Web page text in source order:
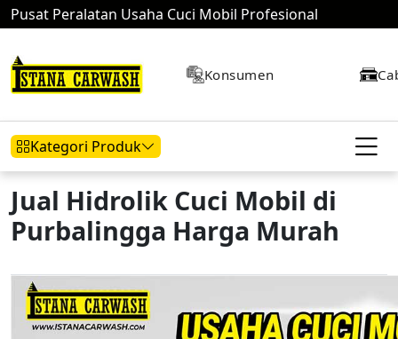
Pusat Peralatan Usaha Cuci Mobil Profesional
Konsumen
Kategori Produk
Hidrolik Mobil Hidrolik Motor Kompresor
Mesin Air
Jual Hidrolik Cuci Mobil di
Purbalingga Harga Murah